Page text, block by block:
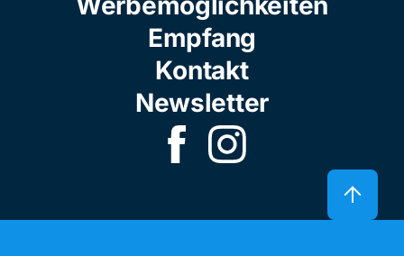
Empfang
Kontakt
Newsletter